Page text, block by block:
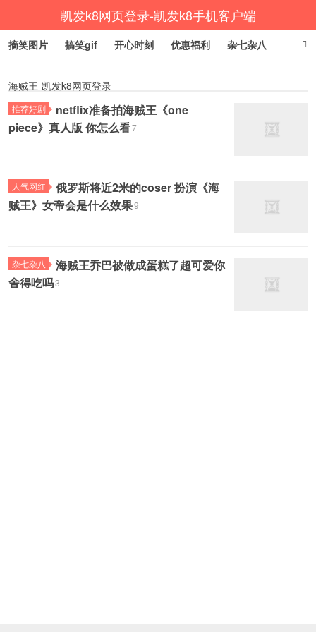
凯发k8网页登录-凯发k8手机客户端
摘笑图片 搞笑gif 开心时刻 优惠福利 杂七杂八
海贼王-凯发k8网页登录
推荐好剧
netflix准备拍海贼王《one
piece》真人版 你怎么看7
人气网红
俄罗斯将近2米的coser 扮演《海
贼王》女帝会是什么效果9
杂七杂八
海贼王乔巴被做成蛋糕了超可爱你
舍得吃吗3